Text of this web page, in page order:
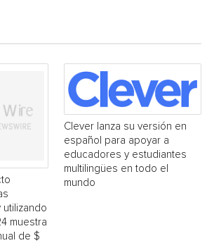
utilizando
muestra
de $
Clever lanza su versión en
español para apoyar a
educadores y estudiantes
multilingües en todo el
mundo